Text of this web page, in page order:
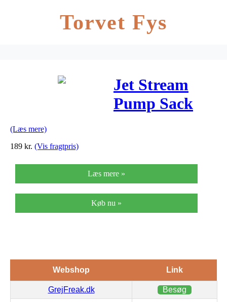
Torvet Fys
Jet Stream
Pump Sack
(Læs mere)
189 kr. (Vis fragtpris)
Læs mere »
Køb nu »
Webshop Link
GrejFreak.dk Besøg